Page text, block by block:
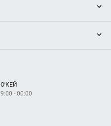
О'КЕЙ
9:00 - 00:00